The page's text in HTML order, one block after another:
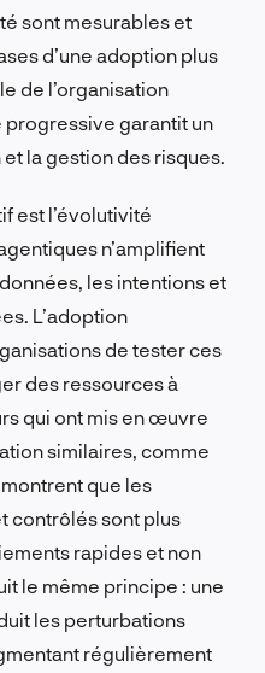
sont mesurables et
d’une adoption plus
de l’organisation
garantit un
la gestion des risques.
est l’évolutivité
n’amplifient
les intentions et
L’adoption
de tester ces
des ressources à
qui ont mis en œuvre
similaires, comme
que les
contrôlés sont plus
rapides et non
le même principe : une
les perturbations
régulièrement